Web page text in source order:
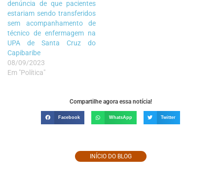
denúncia de que pacientes
estariam sendo transferidos
sem acompanhamento de
técnico de enfermagem na
UPA de Santa Cruz do
Capibaribe
08/09/2023
Em "Política"
Compartilhe agora essa notícia!
Facebook WhatsApp Twitter
INÍCIO DO BLOG